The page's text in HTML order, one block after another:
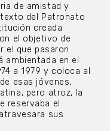
de amistad y
del Patronato
creada
el objetivo de
el que pasaron
ambientada en el
a 1979 y coloca al
esas jóvenes,
pero atroz, la
reservaba el
sus